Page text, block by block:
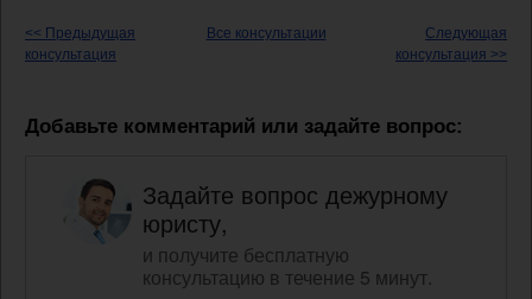
<< Предыдущая
консультация
Следующая
консультация >>
Все консультации
Добавьте комментарий или задайте вопрос:
Задайте вопрос дежурному
юристу,
и получите бесплатную
консультацию в течение 5 минут.